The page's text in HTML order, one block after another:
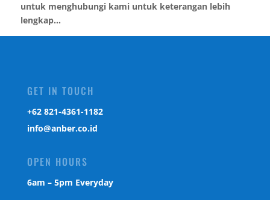
untuk menghubungi kami untuk keterangan lebih
lengkap...
GET IN TOUCH
‎+62 821-4361-1182
info@anber.co.id
OPEN HOURS
6am – 5pm Everyday